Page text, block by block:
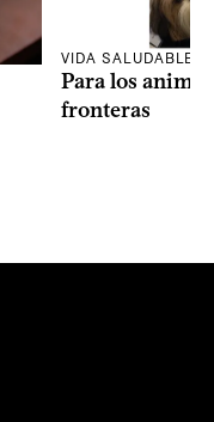
VIDA SALUDABLE
Para los
fronteras